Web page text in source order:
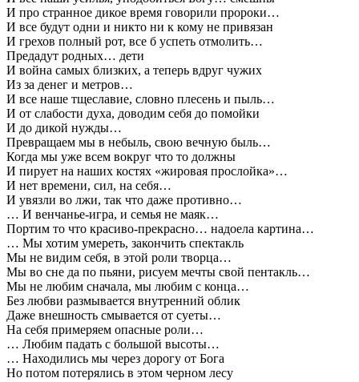
И про странное дикое время говорили пророки…
И все будут одни и никто ни к кому не привязан
И грехов полный рот, все б успеть отмолить…
Предадут родных… дети
И война самых близких, а теперь вдруг чужих
Из за денег и метров…
И все наше тщеславие, словно плесень и пыль…
И от слабости духа, доводим себя до помойки
И до дикой нужды…
Превращаем мы в небыль, свою вечную быль…
Когда мы уже всем вокруг что то должны
И пирует на наших костях «жировая прослойка»…
И нет времени, сил, на себя…
И увязли во лжи, так что даже противно…
… И венчанье-игра, и семья не маяк…
Портим то что красиво-прекрасно… надоела картина…
… Мы хотим умереть, закончить спектакль
Мы не видим себя, в этой роли творца…
Мы во сне да по пьяни, рисуем мечты свой пентакль…
Мы не любим сначала, мы любим с конца…
Без любви размывается внутренний облик
Даже внешность смывается от суеты…
На себя примеряем опасные роли…
… Любим падать с большой высоты…
… Находились мы через дорогу от Бога
Но потом потерялись в этом черном лесу